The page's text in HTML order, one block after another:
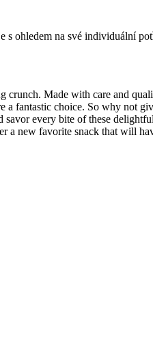
ohledem na své individuální
Made with care and
fantastic choice. So why not
every bite of these
a new favorite snack that will